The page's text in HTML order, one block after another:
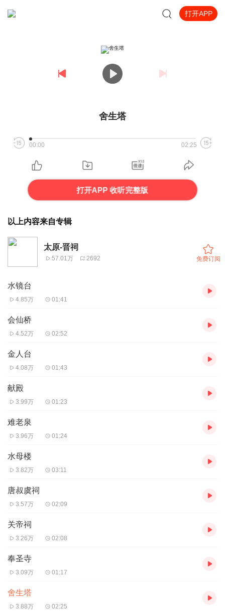
打开APP
舍生塔
00:00 02:25
打开APP 收听完整版
以上内容来自专辑
太原-晋祠
57.01万 2692 免费订阅
水镜台
4.85万 01:41
会仙桥
4.52万 02:52
金人台
4.08万 01:43
献殿
3.99万 01:23
难老泉
3.96万 01:24
水母楼
3.82万 03:11
唐叔虞祠
3.57万 02:09
关帝祠
3.26万 02:08
奉圣寺
3.09万 01:17
舍生塔
3.88万 02:25